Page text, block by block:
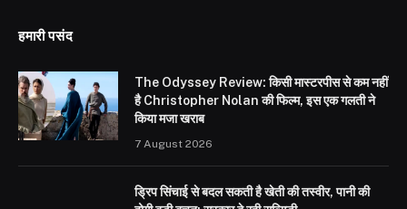
हमारी पसंद
The Odyssey Review: किसी मास्टरपीस से कम नहीं
है Christopher Nolan की फिल्म, इस एक गलती ने
किया मजा खराब
7 August 2026
ड्रिप सिंचाई से बदल सकती है खेती की तस्वीर, पानी की